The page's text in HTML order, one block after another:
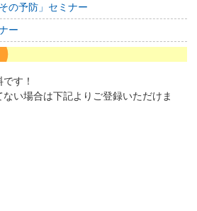
の予防」セミナー
ー
す！
い場合は下記よりご登録いただけま